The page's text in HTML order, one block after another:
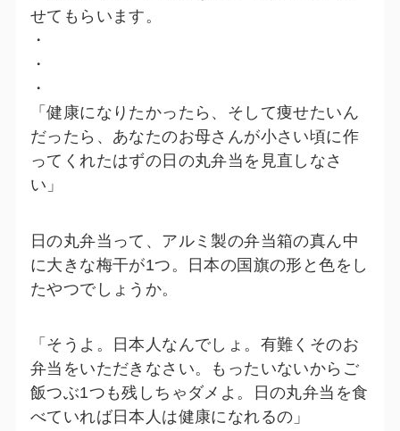
せてもらいます。
・
・
・
「健康になりたかったら、そして痩せたいん
だったら、あなたのお母さんが小さい頃に作
ってくれたはずの日の丸弁当を見直しなさ
い」
日の丸弁当って、アルミ製の弁当箱の真ん中
に大きな梅干が1つ。日本の国旗の形と色をし
たやつでしょうか。
「そうよ。日本人なんでしょ。有難くそのお
弁当をいただきなさい。もったいないからご
飯つぶ1つも残しちゃダメよ。日の丸弁当を食
べていれば日本人は健康になれるの」